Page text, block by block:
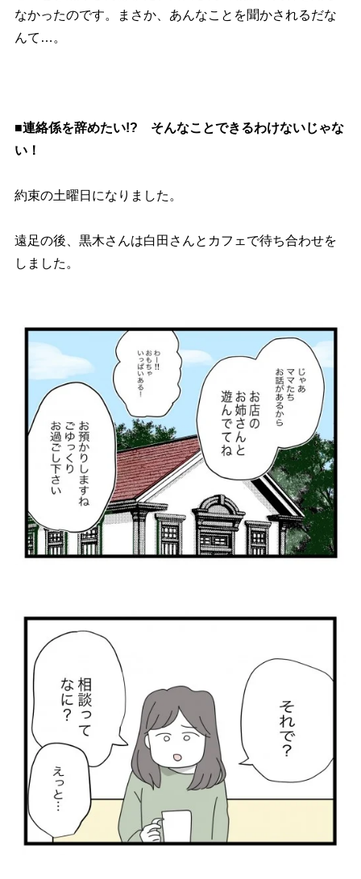
なかったのです。まさか、あんなことを聞かされるだな
んて…。
■連絡係を辞めたい!? そんなことできるわけないじゃな
い！
約束の土曜日になりました。
遠足の後、黒木さんは白田さんとカフェで待ち合わせを
しました。